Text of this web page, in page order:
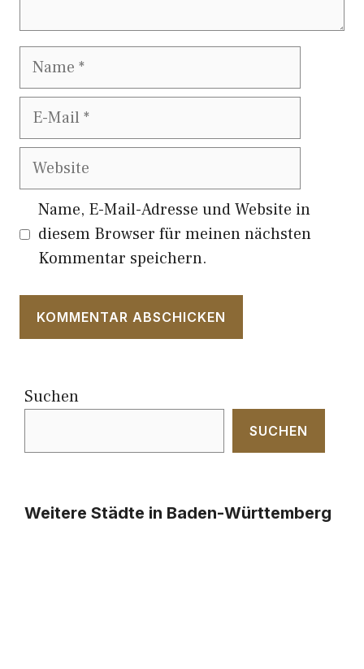
Name
E-
Website
Name, E-Mail-Adresse und Website in
diesem Browser für meinen nächsten
Kommentar speichern.
Suchen
SUCHEN
Weitere Städte in Baden-Württemberg